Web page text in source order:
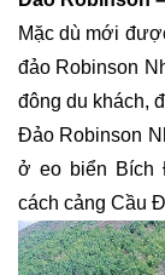
Mặc dù mới
đảo Robinson
đông du khách,
Đảo Robinson
ở eo biển Bích
cách cảng Cầu